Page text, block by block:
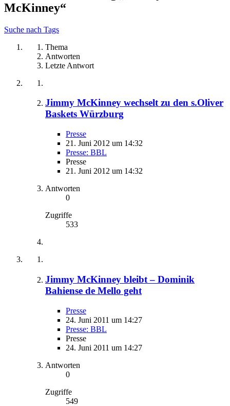
McKinney“
Suche nach Tags
Thema
Antworten
Letzte Antwort
Jimmy McKinney wechselt zu den s.Oliver
Baskets Würzburg
Presse
21. Juni 2012 um 14:32
Presse: BBL
Presse
21. Juni 2012 um 14:32
Antworten
0
Zugriffe
533
Jimmy McKinney bleibt – Dominik
Bahiense de Mello geht
Presse
24. Juni 2011 um 14:27
Presse: BBL
Presse
24. Juni 2011 um 14:27
Antworten
0
Zugriffe
549